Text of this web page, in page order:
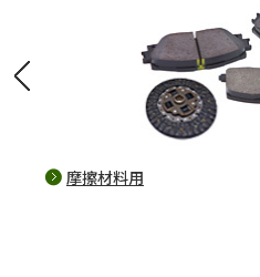
摩擦材料用